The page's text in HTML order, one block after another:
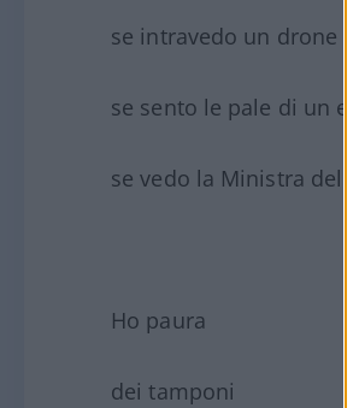
se intravedo un drone
se sento le pale di un
se vedo la Ministra
Ho paura
dei tamponi